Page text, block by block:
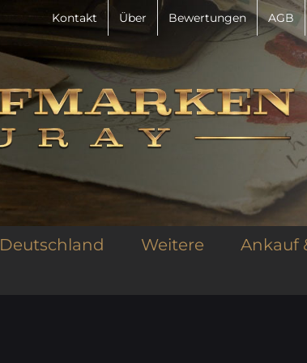
Kontakt Über Bewertungen AGB
Deutschland Weitere Ankauf